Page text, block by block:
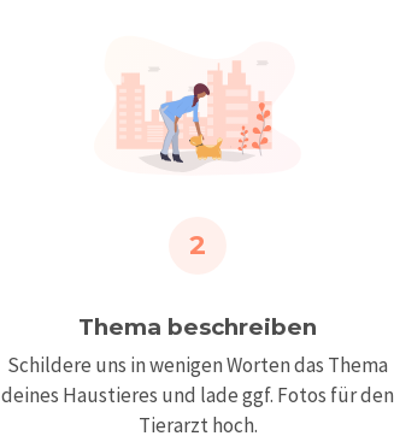
2
Thema beschreiben
Schildere uns in wenigen Worten das Thema
deines Haustieres und lade ggf. Fotos für den
Tierarzt hoch.